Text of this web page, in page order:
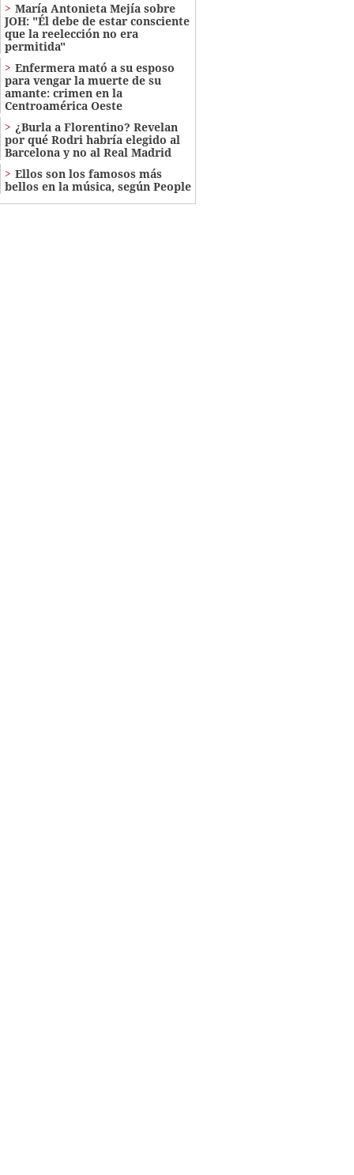
María Antonieta Mejía sobre
JOH: "Él debe de estar consciente
que la reelección no era
permitida"
Enfermera mató a su esposo
para vengar la muerte de su
amante: crimen en la
Centroamérica Oeste
¿Burla a Florentino? Revelan
por qué Rodri habría elegido al
Barcelona y no al Real Madrid
Ellos son los famosos más
bellos en la música, según People